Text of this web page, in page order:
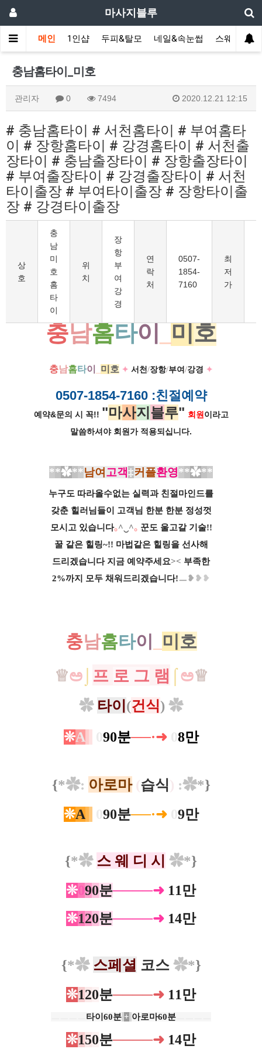
마사지블루
메인 1인샵 두피&탈모 네일&속눈썹 스웨디시(
충남홈타이_미호
관리자 0 7494 2020.12.21 12:15
# 충남홈타이 # 서천홈타이 # 부여홈타
이 # 장항홈타이 # 강경홈타이 # 서천출
장타이 # 충남출장타이 # 장항출장타이
# 부여출장타이 # 강경출장타이 # 서천
타이출장 # 부여타이출장 # 장항타이출
장 # 강경타이출장
상
호
충
남
미
호
홈
타
이
위
치
장
항
부
여
강
경
연
락
처
0507-
1854-
7160
최
저
가
충남홈타이 미 호
충남홈타이 미 호 ✦ 서천/장항/부여 /강경 ✦
0507-1854-7160:친절예약
예약&문의 시 꼭!! "마사지 블루" 회원 이라고
말씀하셔야 회원가 적용되십니다.
**✿**남여 고객‡커플환영**✿**
누구도 따라올수없는 실력과 친절 마인드를
갖춘 힐러님들이
고객님 한분 한분 정성껏
모시고 있습니다｡^‿^｡ 꾼도 울고갈 기술!!
꿀 같은 힐링~!! 마법같은 힐링을 선사해
드리 겠습니다지금 예약주세요>< 부족한
2%까지
모두 채워드리겠습니다!ㅡ❥❥ ❥
충남홈타이 미 호
♕ಅ⌡ 프 로 그 램 ⌠ಅ♕
✿ 타이 (건식) ✿
❊A 90분──·➜ 8만
{*✿: 아로마( 습식 :✿*}
❊A 90분──·➜ 9만
{*✿ 스 웨 디 시 ✿*}
❊090분────➜ 11만
❊120분────➜ 14만
{*✿ 스페셜 코스 ✿*}
❊120분────➜ 11만
타이60분 + 아로마60분
❊150분────➜ 14만